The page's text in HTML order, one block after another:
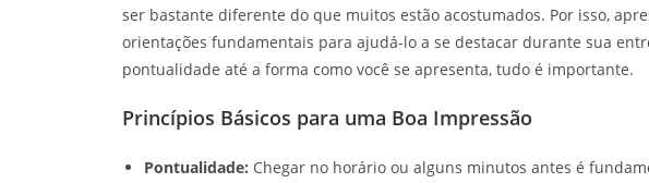
ser bastante diferente do que muitos estão acostumados. Por isso,
orientações fundamentais para ajudá-lo a se destacar durante sua
pontualidade até a forma como você se apresenta, tudo é importante.
Princípios Básicos para uma Boa Impressão
Pontualidade: Chegar no horário ou alguns minutos antes é